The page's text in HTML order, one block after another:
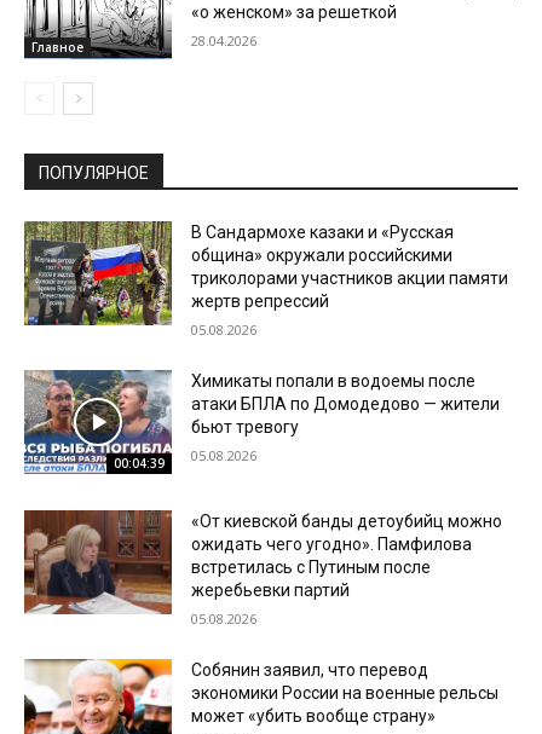
Главное
«о женском» за решеткой
28.04.2026
ПОПУЛЯРНОЕ
В Сандармохе казаки и «Русская
община» окружали российскими
триколорами участников акции памяти
жертв репрессий
05.08.2026
00:04:39
Химикаты попали в водоемы после
атаки БПЛА по Домодедово — жители
бьют тревогу
05.08.2026
«От киевской банды детоубийц можно
ожидать чего угодно». Памфилова
встретилась с Путиным после
жеребьевки партий
05.08.2026
Собянин заявил, что перевод
экономики России на военные рельсы
может «убить вообще страну»